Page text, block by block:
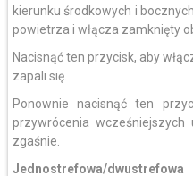
kierunku środkowych i
powietrza i włącza zamknięty
Nacisnąć ten przycisk, aby
zapali się.
Ponownie nacisnąć ten
przywrócenia
zgaśnie.
Jednostrefowa/dwustrefowa